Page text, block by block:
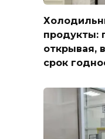
продукты:
открывая,
срок